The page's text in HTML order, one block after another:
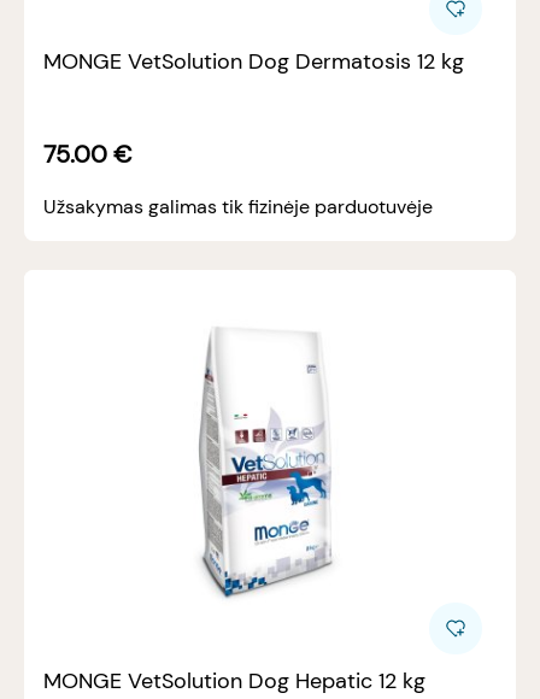
MONGE VetSolution Dog Dermatosis 12 kg
75.00€
Užsakymas galimas tik fizinėje parduotuvėje
MONGE VetSolution Dog Hepatic 12 kg